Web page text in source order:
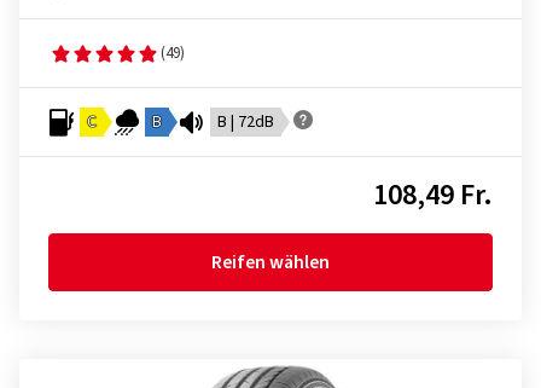
(49)
C B B | 72dB
108,49 Fr.
Reifen wählen